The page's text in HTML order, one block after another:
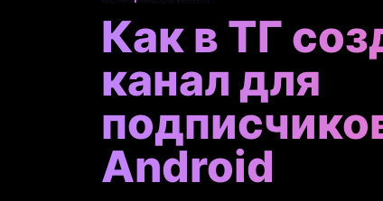
Как в ТГ
канал для
Android